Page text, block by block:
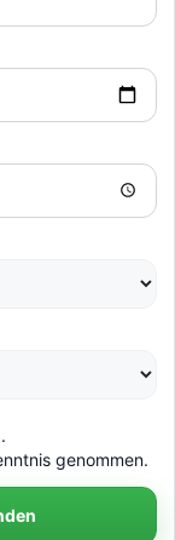
genommen.